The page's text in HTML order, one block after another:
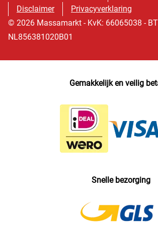
Disclaimer
Privacyverklaring
© 2026 Massamarkt - KvK: 66065038 -
NL856381020B01
Gemakkelijk en veilig
Snelle bezorging